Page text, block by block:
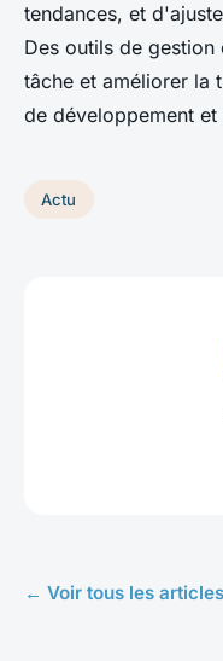
tendances, et
Des outils de
tâche et améliorer la
de développement et
Actu
← Voir tous les